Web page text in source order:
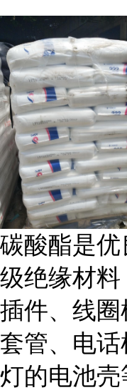
碳酸酯是优
级绝缘材
插件、线
套管、电
灯的电池